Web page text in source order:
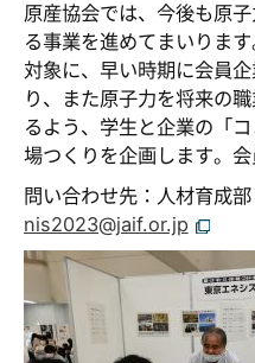
原産協会では、今後も原
る事業を進めてまいりま
対象に、早い時期に会員
り、また原子力を将来の
るよう、学生と企業の「
場つくりを企画します。
問い合わせ先：人材育成
nis2023@jaif.or.jp